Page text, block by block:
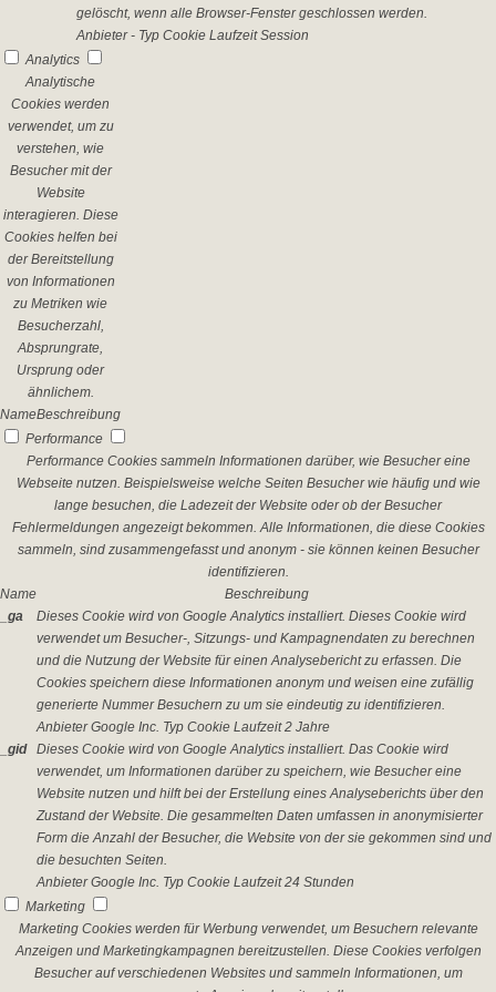
gelöscht, wenn alle Browser-Fenster geschlossen werden.
Anbieter - Typ Cookie Laufzeit Session
Analytics
Analytische
Cookies werden
verwendet, um zu
verstehen, wie
Besucher mit der
Website
interagieren. Diese
Cookies helfen bei
der Bereitstellung
von Informationen
zu Metriken wie
Besucherzahl,
Absprungrate,
Ursprung oder
ähnlichem.
NameBeschreibung
Performance
Performance Cookies sammeln Informationen darüber, wie Besucher eine
Webseite nutzen. Beispielsweise welche Seiten Besucher wie häufig und wie
lange besuchen, die Ladezeit der Website oder ob der Besucher
Fehlermeldungen angezeigt bekommen. Alle Informationen, die diese Cookies
sammeln, sind zusammengefasst und anonym - sie können keinen Besucher
identifizieren.
Name
Beschreibung
_ga
Dieses Cookie wird von Google Analytics installiert. Dieses Cookie wird
verwendet um Besucher-, Sitzungs- und Kampagnendaten zu berechnen
und die Nutzung der Website für einen Analysebericht zu erfassen. Die
Cookies speichern diese Informationen anonym und weisen eine zufällig
generierte Nummer Besuchern zu um sie eindeutig zu identifizieren.
Anbieter Google Inc. Typ Cookie Laufzeit 2 Jahre
_gid
Dieses Cookie wird von Google Analytics installiert. Das Cookie wird
verwendet, um Informationen darüber zu speichern, wie Besucher eine
Website nutzen und hilft bei der Erstellung eines Analyseberichts über den
Zustand der Website. Die gesammelten Daten umfassen in anonymisierter
Form die Anzahl der Besucher, die Website von der sie gekommen sind und
die besuchten Seiten.
Anbieter Google Inc. Typ Cookie Laufzeit 24 Stunden
Marketing
Marketing Cookies werden für Werbung verwendet, um Besuchern relevante
Anzeigen und Marketingkampagnen bereitzustellen. Diese Cookies verfolgen
Besucher auf verschiedenen Websites und sammeln Informationen, um